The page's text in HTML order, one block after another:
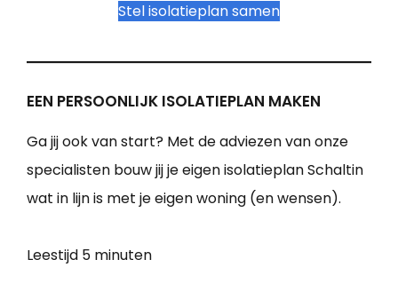
Stel isolatieplan samen
EEN PERSOONLIJK ISOLATIEPLAN MAKEN
Ga jij ook van start? Met de adviezen van onze
specialisten bouw jij je eigen isolatieplan Schaltin
wat in lijn is met je eigen woning (en wensen).
Leestijd 5 minuten